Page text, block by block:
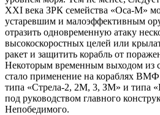
XXI века ЗРК семейства «Оса-М»
устаревшим и малоэффективным
отразить одновременную атаку
высокоскоростных целей или
ракет и защитить корабль от
Некоторым временным выходом из
стало применение на кораблях
типа «Стрела-2, 2М, 3, ЗМ» и типа
под руководством главного
Непобедимого.